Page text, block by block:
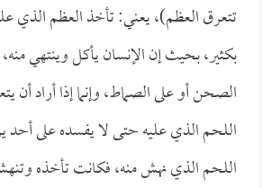
تتعرق العظم)، يعني: تأخذ العظم الذي
بكثير، بحيث إن الإنسان يأكل وينتهي منه،
الصحن أو على الصماط، وإنما إذا أراد أن
اللحم الذي عليه حتى لا يفسده على أحد
اللحم الذي نهش منه، فكانت تأخذه